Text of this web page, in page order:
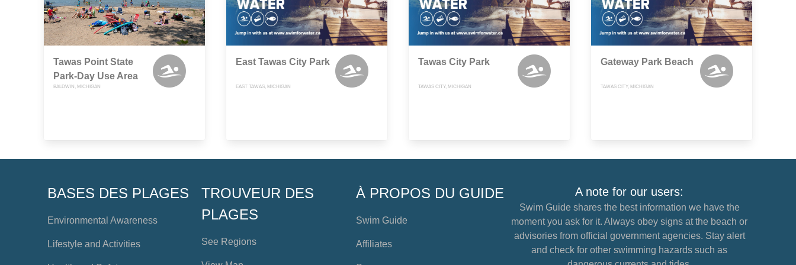
Tawas Point State
Park-Day Use Area
BALDWIN, MICHIGAN
East Tawas City Park
EAST TAWAS, MICHIGAN
Tawas City Park
TAWAS CITY, MICHIGAN
Gateway Park Beach
TAWAS CITY, MICHIGAN
BASES DES PLAGES
Environmental Awareness
Lifestyle and Activities
TROUVEUR DES
PLAGES
See Regions
À PROPOS DU GUIDE
Swim Guide
Affiliates
A note for our users:
Swim Guide shares the best information we have the
moment you ask for it. Always obey signs at the beach or
advisories from official government agencies. Stay alert
and check for other swimming hazards such as